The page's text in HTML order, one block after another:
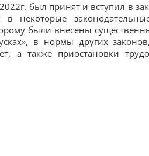
был принят и вступил в
некоторые
были внесены
в нормы других
а также приостановки